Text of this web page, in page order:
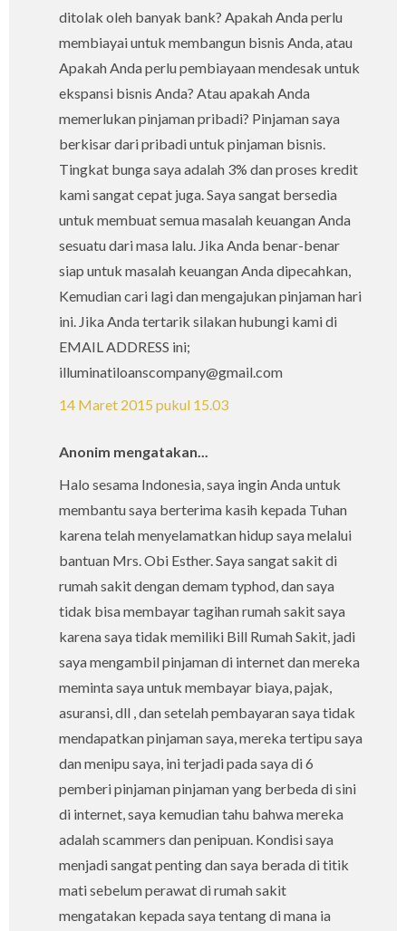
ditolak oleh banyak bank? Apakah Anda perlu
membiayai untuk membangun bisnis Anda, atau
Apakah Anda perlu pembiayaan mendesak untuk
ekspansi bisnis Anda? Atau apakah Anda
memerlukan pinjaman pribadi? Pinjaman saya
berkisar dari pribadi untuk pinjaman bisnis.
Tingkat bunga saya adalah 3% dan proses kredit
kami sangat cepat juga. Saya sangat bersedia
untuk membuat semua masalah keuangan Anda
sesuatu dari masa lalu. Jika Anda benar-benar
siap untuk masalah keuangan Anda dipecahkan,
Kemudian cari lagi dan mengajukan pinjaman hari
ini. Jika Anda tertarik silakan hubungi kami di
EMAIL ADDRESS ini;
illuminatiloanscompany@gmail.com
14 Maret 2015 pukul 15.03
Anonim mengatakan...
Halo sesama Indonesia, saya ingin Anda untuk
membantu saya berterima kasih kepada Tuhan
karena telah menyelamatkan hidup saya melalui
bantuan Mrs. Obi Esther. Saya sangat sakit di
rumah sakit dengan demam typhod, dan saya
tidak bisa membayar tagihan rumah sakit saya
karena saya tidak memiliki Bill Rumah Sakit, jadi
saya mengambil pinjaman di internet dan mereka
meminta saya untuk membayar biaya, pajak,
asuransi, dll , dan setelah pembayaran saya tidak
mendapatkan pinjaman saya, mereka tertipu saya
dan menipu saya, ini terjadi pada saya di 6
pemberi pinjaman pinjaman yang berbeda di sini
di internet, saya kemudian tahu bahwa mereka
adalah scammers dan penipuan. Kondisi saya
menjadi sangat penting dan saya berada di titik
mati sebelum perawat di rumah sakit
mengatakan kepada saya tentang di mana ia